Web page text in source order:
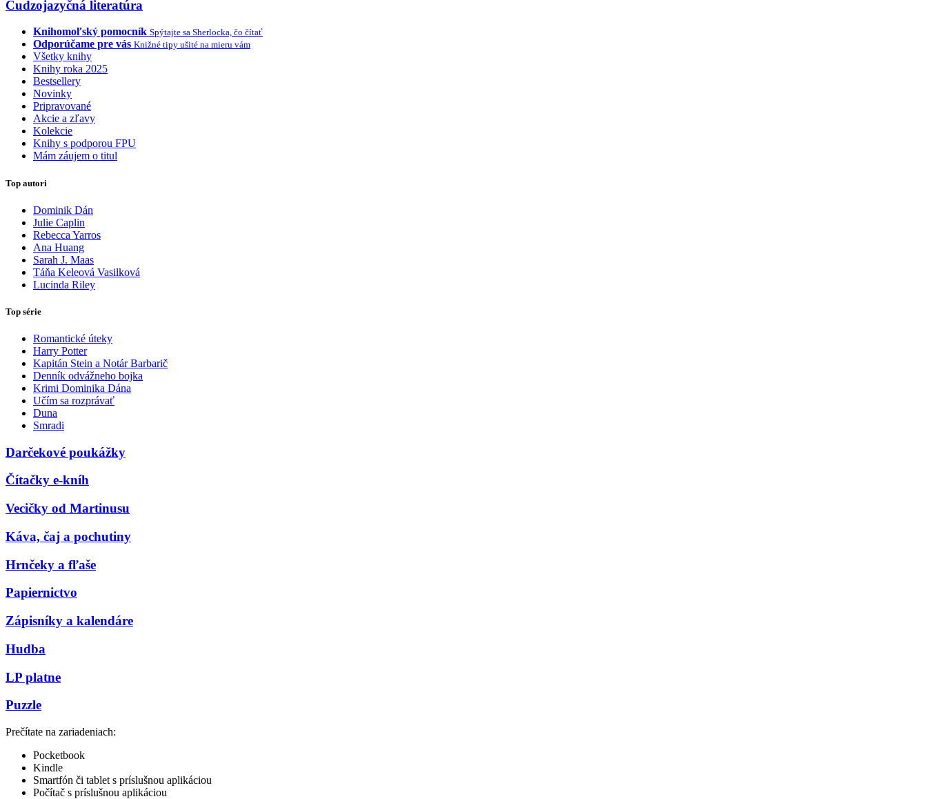
Cudzojazyčná literatúra
Knihomoľský pomocník Spýtajte sa Sherlocka, čo čítať
Odporúčame pre vás Knižné tipy ušité na mieru vám
Všetky knihy
Knihy roka 2025
Bestsellery
Novinky
Pripravované
Akcie a zľavy
Kolekcie
Knihy s podporou FPU
Mám záujem o titul
Top autori
Dominik Dán
Julie Caplin
Rebecca Yarros
Ana Huang
Sarah J. Maas
Táňa Keleová Vasilková
Lucinda Riley
Top série
Romantické úteky
Harry Potter
Kapitán Stein a Notár Barbarič
Denník odvážneho bojka
Krimi Dominika Dána
Učím sa rozprávať
Duna
Smradi
Darčekové poukážky
Čítačky e-kníh
Vecičky od Martinusu
Káva, čaj a pochutiny
Hrnčeky a fľaše
Papiernictvo
Zápisníky a kalendáre
Hudba
LP platne
Puzzle
Prečítate na zariadeniach:
Pocketbook
Kindle
Smartfón či tablet s príslušnou aplikáciou
Počítač s príslušnou aplikáciou